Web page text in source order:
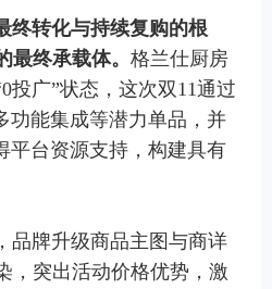
转化与持续复购的根
最终承载体。 格兰仕厨房
投广”状态，这次双11通过
功能集成等潜力单品，并
平台资源支持，构建具有
牌升级商品主图与商详
，突出活动价格优势，激